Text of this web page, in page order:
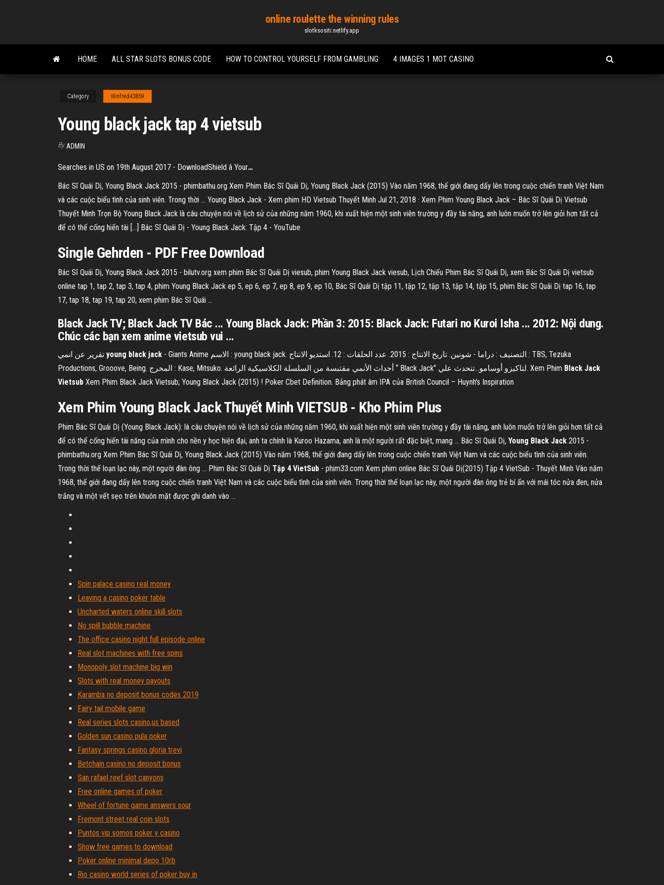
content
online roulette the winning rules
slotksositi.netlify.app
HOME ALL STAR SLOTS BONUS CODE HOW TO CONTROL YOURSELF FROM GAMBLING 4 IMAGES 1 MOT CASINO
Category Winfred43859
Young black jack tap 4 vietsub
By ADMIN
Searches in US on 19th August 2017 - DownloadShield â Your…
Bác Sĩ Quái Dị, Young Black Jack 2015 - phimbathu.org Xem Phim Bác Sĩ Quái Dị, Young Black Jack (2015) Vào năm 1968, thế giới đang dấy lên trong cuộc chiến tranh Việt Nam
và các cuộc biểu tình của sinh viên. Trong thời … Young Black Jack - Xem phim HD Vietsub Thuyết Minh Jul 21, 2018 · Xem Phim Young Black Jack – Bác Sĩ Quái Dị Vietsub
Thuyết Minh Trọn Bộ Young Black Jack là câu chuyện nói về lịch sử của những năm 1960, khi xuất hiện một sinh viên trường y đầy tài năng, anh luôn muốn trở lên giỏi hơn tất cả
để có thể cống hiến tài […] Bác Sĩ Quái Dị - Young Black Jack: Tập 4 - YouTube
Single Gehrden - PDF Free Download
Bác Sĩ Quái Dị, Young Black Jack 2015 - bilutv.org xem phim Bác Sĩ Quái Dị viesub, phim Young Black Jack viesub, Lịch Chiếu Phim Bác Sĩ Quái Dị, xem Bác Sĩ Quái Dị vietsub
online tap 1, tap 2, tap 3, tap 4, phim Young Black Jack ep 5, ep 6, ep 7, ep 8, ep 9, ep 10, Bác Sĩ Quái Dị tập 11, tập 12, tập 13, tập 14, tập 15, phim Bác Sĩ Quái Dị tap 16, tap
17, tap 18, tap 19, tap 20, xem phim Bác Sĩ Quái ...
Black Jack TV; Black Jack TV Bác ... Young Black Jack: Phần 3: 2015: Black Jack: Futari no Kuroi Isha ... 2012: Nội dung.
Chúc các bạn xem anime vietsub vui ...
young black jack - Giants Anime الاسم : young black jack. التصنيف : دراما - شونين. تاريخ الانتاج : 2015. عدد الحلقات : 12. استديو الانتاج : TBS, Tezuka
Productions, Grooove, Being. المخرج : Kase, Mitsuko. أحداث الأنمي مقتبسة من السلسلة الكلاسيكية الرائعة “ Black Jack” لتاكيزو أوسامو...تتحدث علي. Xem Phim Black Jack
Vietsub Xem Phim Black Jack Vietsub; Young Black Jack (2015) ! Poker Cbet Definition. Bảng phát âm IPA của British Council – Huynh's Inspiration
Xem Phim Young Black JackThuyết MinhVIETSUB - Kho Phim Plus
Phim Bác Sĩ Quái Dị (Young Black Jack): là câu chuyện nói về lịch sử của những năm 1960, khi xuất hiện một sinh viên trường y đầy tài năng, anh luôn muốn trở lên giỏi hơn tất cả
để có thể cống hiến tài năng của mình cho nền y học hiện đại, anh ta chính là Kuroo Hazama, anh là một người rất đặc biệt, mang ... Bác Sĩ Quái Dị, Young Black Jack 2015 -
phimbathu.org Xem Phim Bác Sĩ Quái Dị, Young Black Jack (2015) Vào năm 1968, thế giới đang dấy lên trong cuộc chiến tranh Việt Nam và các cuộc biểu tình của sinh viên.
Trong thời thế loạn lạc này, một người đàn ông ... Phim Bác Sĩ Quái Dị Tập 4 VietSub - phim33.com Xem phim online Bác Sĩ Quái Dị(2015) Tập 4 VietSub - Thuyết Minh Vào năm
1968, thế giới đang dấy lên trong cuộc chiến tranh Việt Nam và các cuộc biểu tình của sinh viên. Trong thời thế loạn lạc này, một người đàn ông trẻ bí ẩn với mái tóc nửa đen, nửa
trắng và một vết sẹo trên khuôn mặt được ghi danh vào ...
Spin palace casino real money
Leaving a casino poker table
Uncharted waters online skill slots
No spill bubble machine
The office casino night full episode online
Real slot machines with free spins
Monopoly slot machine big win
Slots with real money payouts
Karamba no deposit bonus codes 2019
Fairy tail mobile game
Real series slots casino,us based
Golden sun casino pula poker
Fantasy springs casino gloria trevi
Betchain casino no deposit bonus
San rafael reef slot canyons
Free online games of poker
Wheel of fortune game answers sour
Fremont street real coin slots
Puntos vip somos poker y casino
Show free games to download
Poker online minimal depo 10rb
Rio casino world series of poker buy in